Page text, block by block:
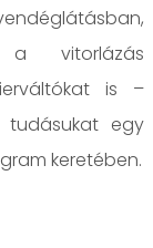
a vitorlázás
is –
tudásukat egy
keretében.